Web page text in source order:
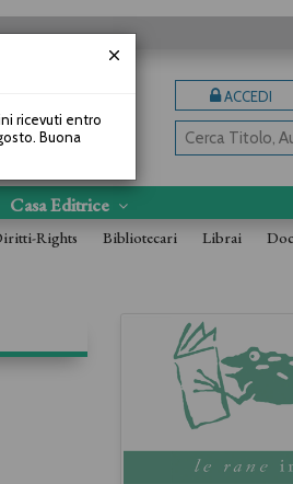
ACCEDI
Casa Editrice
Rights Bibliotecari Librai
ricevuti entro
Buona